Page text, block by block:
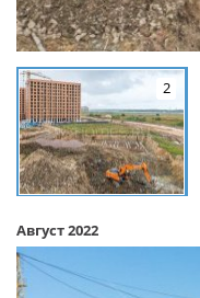
2
Август 2022